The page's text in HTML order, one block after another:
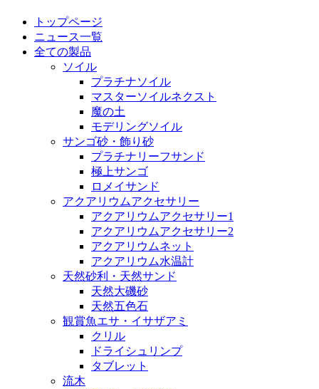
トップページ
ニュース一覧
全ての製品
ソイル
プラチナソイル
マスターソイルネクスト
魔の土
モデリングソイル
サンゴ砂・飾り砂
プラチナリーフサンド
極上サンゴ
ロメイサンド
アクアリウムアクセサリー
アクアリウムアクセサリー1
アクアリウムアクセサリー2
アクアリウムネット
アクアリウム水温計
天然砂利・天然サンド
天然大磯砂
天然五色石
観賞魚エサ・イサザアミ
クリル
ドライシュリンプ
タブレット
流木